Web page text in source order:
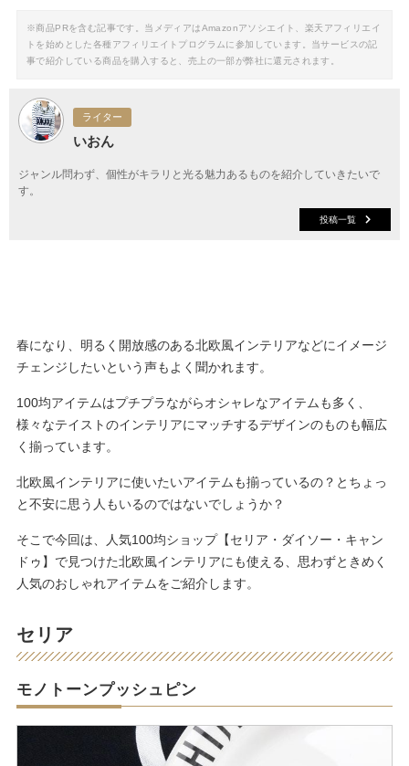
※商品PRを含む記事です。当メディアはAmazonアソシエイト、楽天アフィリエイ
トを始めとした各種アフィリエイトプログラムに参加しています。当サービスの記
事で紹介している商品を購入すると、売上の一部が弊社に還元されます。
ライター
いおん
ジャンル問わず、個性がキラリと光る魅力あるものを紹介していきたいで
す。
投稿一覧
春になり、明るく開放感のある北欧風インテリアなどにイメージ
チェンジしたいという声もよく聞かれます。
100均アイテムはプチプラながらオシャレなアイテムも多く、
様々なテイストのインテリアにマッチするデザインのものも幅広
く揃っています。
北欧風インテリアに使いたいアイテムも揃っているの？とちょっ
と不安に思う人もいるのではないでしょうか？
そこで今回は、人気100均ショップ【セリア・ダイソー・キャン
ドゥ】で見つけた北欧風インテリアにも使える、思わずときめく
人気のおしゃれアイテムをご紹介します。
セリア
モノトーンプッシュピン